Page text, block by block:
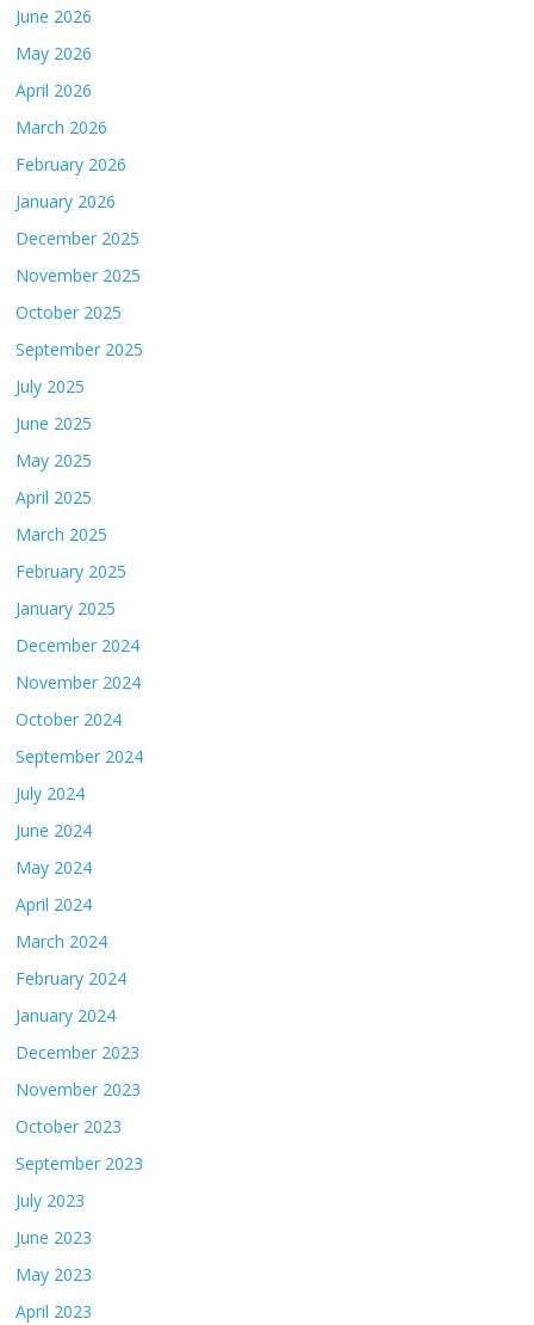
June 2026
May 2026
April 2026
March 2026
February 2026
January 2026
December 2025
November 2025
October 2025
September 2025
July 2025
June 2025
May 2025
April 2025
March 2025
February 2025
January 2025
December 2024
November 2024
October 2024
September 2024
July 2024
June 2024
May 2024
April 2024
March 2024
February 2024
January 2024
December 2023
November 2023
October 2023
September 2023
July 2023
June 2023
May 2023
April 2023